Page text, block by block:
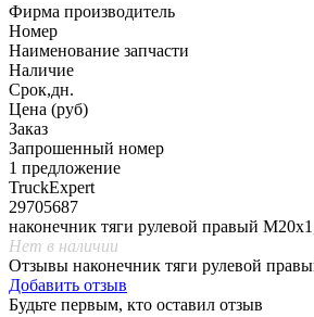
Фирма производитель
Номер
Наименование запчасти
Наличие
Срок,дн.
Цена (руб)
Заказ
Запрошенный номер
1 предложение
TruckExpert
29705687
наконечник тяги рулевой правый
Нет в наличии
Отзывы наконечник тяги рулевой
Добавить отзыв
Будьте первым, кто оставил отзыв